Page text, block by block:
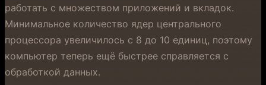
работать с множеством приложений и вкладок.
Минимальное количество ядер центрального
процессора увеличилось с 8 до 10 единиц, поэтому
компьютер теперь ещё быстрее справляется с
обработкой данных.